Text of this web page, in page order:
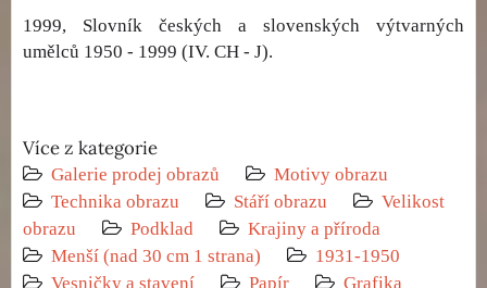
1999, Slovník českých a slovenských výtvarných
umělců 1950 - 1999 (IV. CH - J).
Více z kategorie
Galerie prodej obrazů
Motivy obrazu
Technika obrazu
Stáří obrazu
Velikost
obrazu
Podklad
Krajiny a příroda
Menší (nad 30 cm 1 strana)
1931-1950
Vesničky a stavení
Papír Grafika